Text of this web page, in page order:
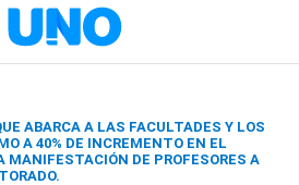
ABARCA A LAS FACULTADES Y LOS
A 40% DE INCREMENTO EN EL
MANIFESTACIÓN DE PROFESORES A